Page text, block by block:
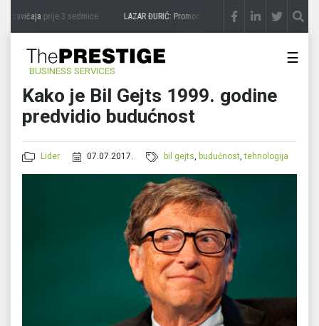
zavičajaprije 3 sedmice LAZAR ĐURIĆ: Promocija potencijal pretvara u destinaciju
BUSINESS SERVICES
☰
Kako je Bil Gejts 1999. godine
predvidio budućnost
Lider 07.07.2017. bil gejts, budućnost,tehnologija